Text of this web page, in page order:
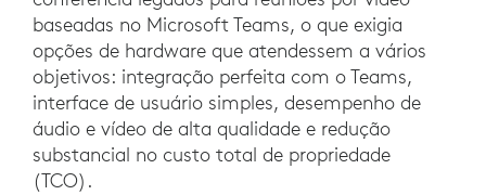
baseadas no Microsoft Teams, o que exigia
opções de hardware que atendessem a vários
objetivos: integração perfeita com o Teams,
interface de usuário simples, desempenho de
áudio e vídeo de alta qualidade e redução
substancial no custo total de propriedade
(TCO).